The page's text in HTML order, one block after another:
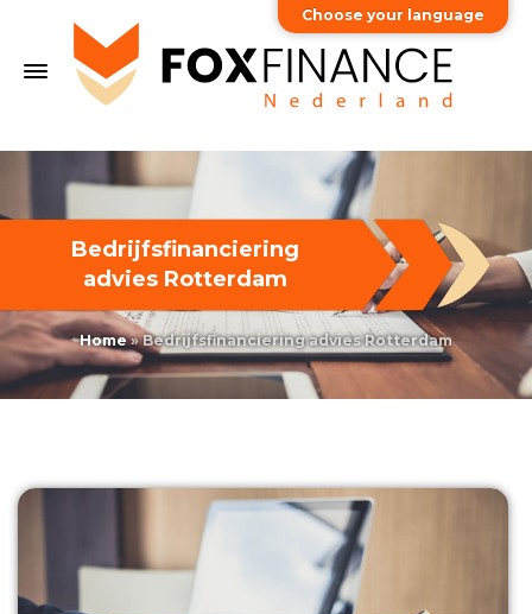
Bedrijfsfinanciering
advies Rotterdam
Home»Bedrijfsfinanciering advies Rotterdam
Choose your language